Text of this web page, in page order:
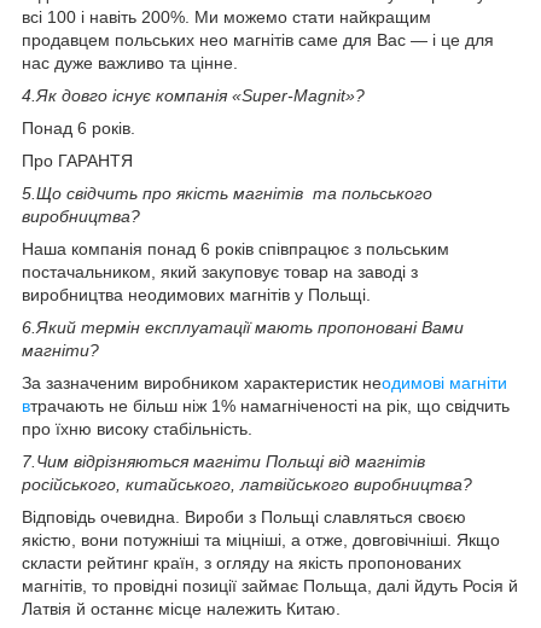
всі 100 і навіть 200%. Ми можемо стати найкращим
продавцем польських нео магнітів саме для Вас — і це для
нас дуже важливо та цінне.
4. Як довго існує компанія «Super-Magnit»?
Понад 6 років.
Про ГАРАНТЯ
5. Що свідчить про якість магнітів та польського
виробництва?
Наша компанія понад 6 років співпрацює з польським
постачальником, який закуповує товар на заводі з
виробництва неодимових магнітів у Польщі.
6. Який термін експлуатації мають пропоновані Вами
магніти?
За зазначеним виробником характеристик неодимові магніти
втрачають не більш ніж 1% намагніченості на рік, що свідчить
про їхню високу стабільність.
7. Чим відрізняються магніти Польщі від магнітів
російського, китайського, латвійського виробництва?
Відповідь очевидна. Вироби з Польщі славляться своєю
якістю, вони потужніші та міцніші, а отже, довговічніші. Якщо
скласти рейтинг країн, з огляду на якість пропонованих
магнітів, то провідні позиції займає Польща, далі йдуть Росія й
Латвія й останнє місце належить Китаю.